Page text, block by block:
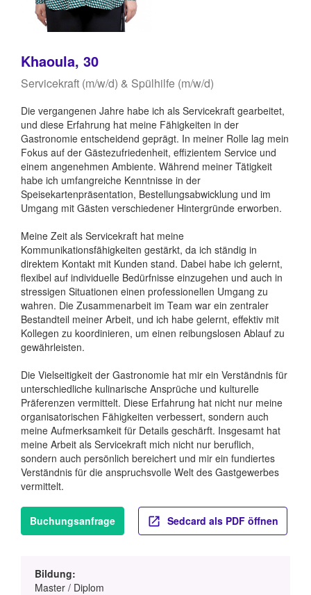
Khaoula, 30
Servicekraft (m/w/d) & Spülhilfe (m/w/d)
Die vergangenen Jahre habe ich als Servicekraft gearbeitet,
und diese Erfahrung hat meine Fähigkeiten in der
Gastronomie entscheidend geprägt. In meiner Rolle lag mein
Fokus auf der Gästezufriedenheit, effizientem Service und
einem angenehmen Ambiente. Während meiner Tätigkeit
habe ich umfangreiche Kenntnisse in der
Speisekartenpräsentation, Bestellungsabwicklung und im
Umgang mit Gästen verschiedener Hintergründe erworben.
Meine Zeit als Servicekraft hat meine
Kommunikationsfähigkeiten gestärkt, da ich ständig in
direktem Kontakt mit Kunden stand. Dabei habe ich gelernt,
flexibel auf individuelle Bedürfnisse einzugehen und auch in
stressigen Situationen einen professionellen Umgang zu
wahren. Die Zusammenarbeit im Team war ein zentraler
Bestandteil meiner Arbeit, und ich habe gelernt, effektiv mit
Kollegen zu koordinieren, um einen reibungslosen Ablauf zu
gewährleisten.
Die Vielseitigkeit der Gastronomie hat mir ein Verständnis für
unterschiedliche kulinarische Ansprüche und kulturelle
Präferenzen vermittelt. Diese Erfahrung hat nicht nur meine
organisatorischen Fähigkeiten verbessert, sondern auch
meine Aufmerksamkeit für Details geschärft. Insgesamt hat
meine Arbeit als Servicekraft mich nicht nur beruflich,
sondern auch persönlich bereichert und mir ein fundiertes
Verständnis für die anspruchsvolle Welt des Gastgewerbes
vermittelt.
Buchungsanfrage Sedcard als PDF öffnen
Bildung:
Master / Diplom